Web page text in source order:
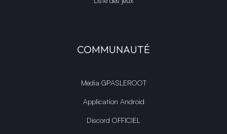
COMMUNAUTÉ
Média GPASLEROOT
Application Android
Discord OFFICIEL